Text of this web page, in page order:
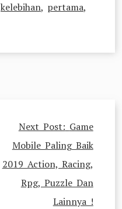
kelebihan, pertama,
Next Post: Game
Mobile Paling Baik
2019 Action, Racing,
Rpg, Puzzle Dan
Lainnya !